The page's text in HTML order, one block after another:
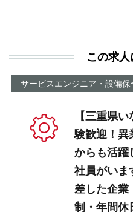
この求
サービスエンジニア・設備保
【三重県
験歓迎！異
からも活躍
社員がいま
差した企業
制・年間休